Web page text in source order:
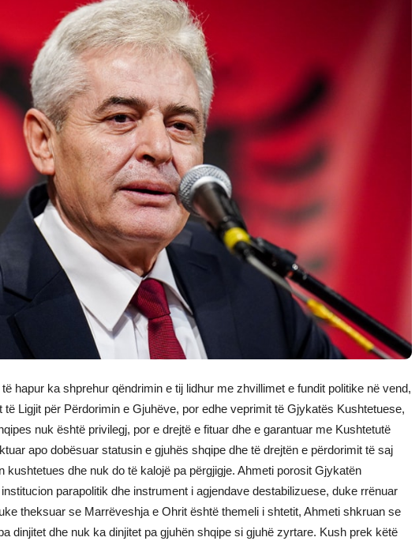
të hapur ka shprehur qëndrimin e tij lidhur me zhvillimet e fundit politike në vend,
Ligjit për Përdorimin e Gjuhëve, por edhe veprimit të Gjykatës Kushtetuese,
nuk është privilegj, por e drejtë e fituar dhe e garantuar me Kushtetutë
apo dobësuar statusin e gjuhës shqipe dhe të drejtën e përdorimit të saj
kushtetues dhe nuk do të kalojë pa përgjigje. Ahmeti porosit Gjykatën
parapolitik dhe instrument i agjendave destabilizuese, duke rrënuar
theksuar se Marrëveshja e Ohrit është themeli i shtetit, Ahmeti shkruan se
dinjitet dhe nuk ka dinjitet pa gjuhën shqipe si gjuhë zyrtare. Kush prek këtë